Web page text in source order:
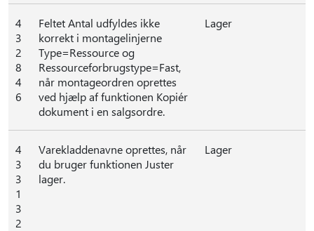
4
3
2
8
4
6
Feltet Antal udfyldes ikke
korrekt i montagelinjerne
Type=Ressource og
Ressourceforbrugstype=Fast,
når montageordren oprettes
ved hjælp af funktionen Kopiér
dokument i en salgsordre.
Lager
4
3
3
1
3
2
Varekladdenavne oprettes, når
du bruger funktionen Juster
lager.
Lager